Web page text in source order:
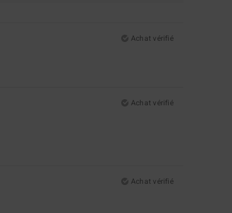
Achat vérifié
Achat vérifié
Achat vérifié